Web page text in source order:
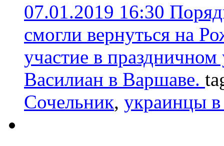
07.01.2019 16:30
смогли вернуться на
участие в
Василиан в Варшаве.
Сочельник, украинцы